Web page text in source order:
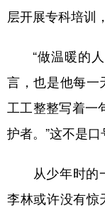
层开展专科培训
“做温暖的人
言，也是他每一
工工整整写着一
护者。”这不是
从少年时的一
李林或许没有惊